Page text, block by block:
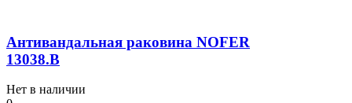
Антивандальная раковина NOFER
13038.В
Нет в наличии